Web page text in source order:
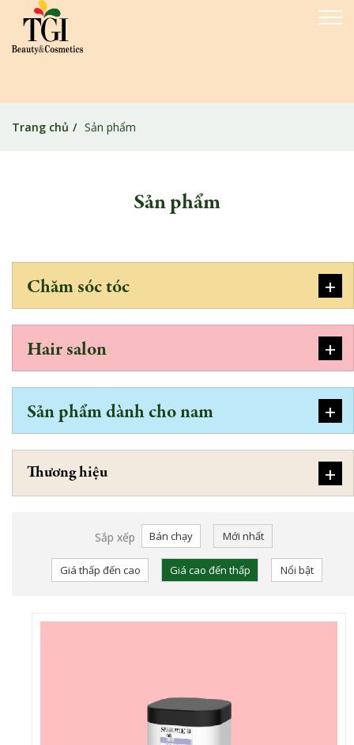
Trang chủ Sản phẩm
Sản phẩm
Chăm sóc tóc +
Hair salon +
Sản phẩm dành cho nam +
Thương hiệu +
Sắp xếp Bán chạy Mới nhất
Giá thấp đến cao Giá cao đến thấp Nổi bật